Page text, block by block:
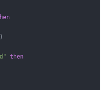
then